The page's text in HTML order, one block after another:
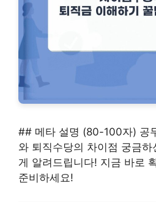
## 메타 설명 (80-100자) 공
와 퇴직수당의 차이점 궁금
게 알려드립니다! 지금 바로
준비하세요!